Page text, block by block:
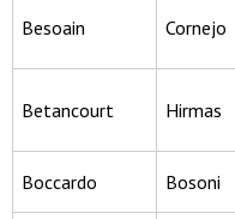
Besoain Cornejo
Betancourt Hirmas
Boccardo Bosoni